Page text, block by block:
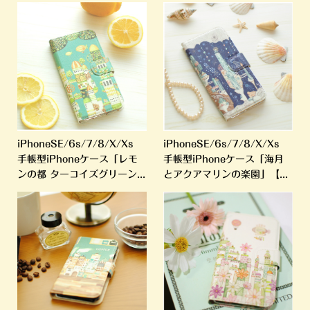
iPhoneSE/6s/7/8/X/Xs
手帳型iPhoneケース「レモ
ンの都 ターコイズグリーン...
iPhoneSE/6s/7/8/X/Xs
手帳型iPhoneケース「海月
とアクアマリンの楽園」【...